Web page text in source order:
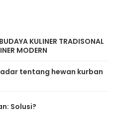
KULINER TRADISONAL
MODERN
tentang hewan kurban
Solusi?